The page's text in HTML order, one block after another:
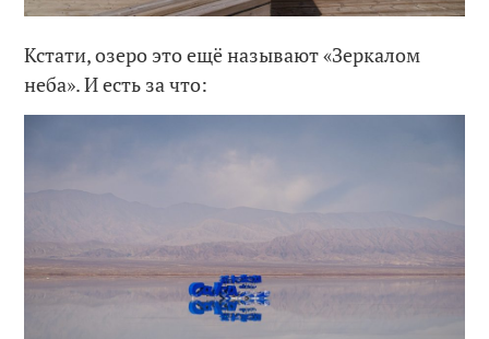
Кстати, озеро это ещё называют «Зеркалом
неба». И есть за что: